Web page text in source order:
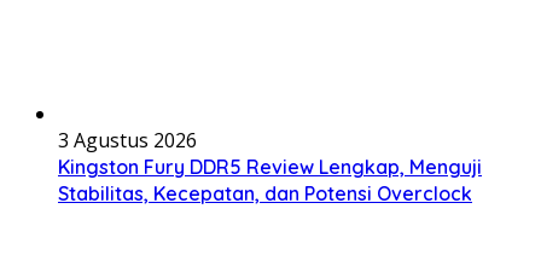
3 Agustus 2026
Kingston Fury DDR5 Review Lengkap, Menguji
Stabilitas, Kecepatan, dan Potensi Overclock